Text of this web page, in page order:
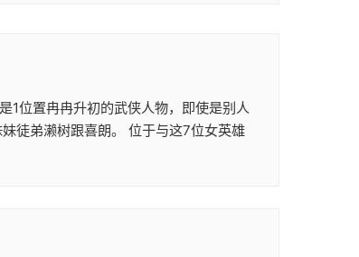
1位置冉冉升初的武侠人物，即使是别人
徒弟濑树跟喜朗。 位于与这7位女英雄